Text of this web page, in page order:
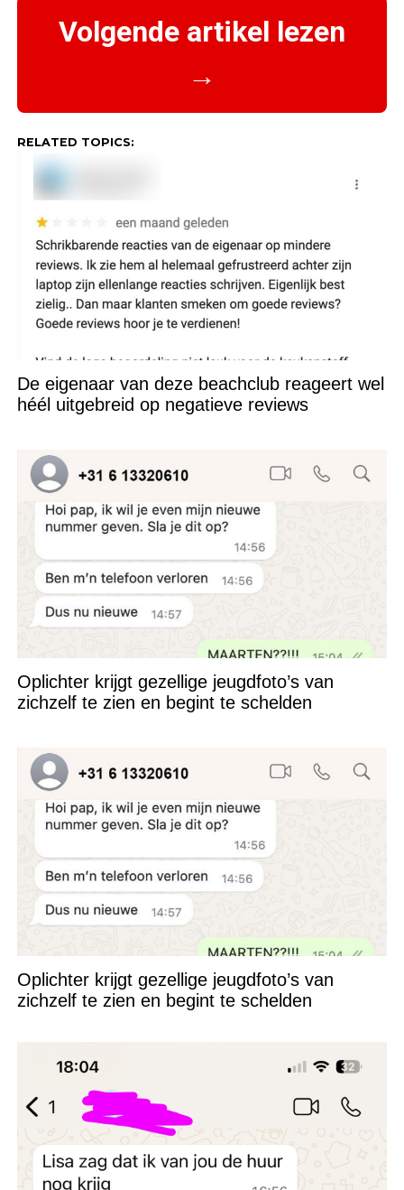
Volgende artikel lezen
→
RELATED TOPICS:
De eigenaar van deze beachclub reageert wel
héél uitgebreid op negatieve reviews
Oplichter krijgt gezellige jeugdfoto’s van
zichzelf te zien en begint te schelden
Oplichter krijgt gezellige jeugdfoto’s van
zichzelf te zien en begint te schelden